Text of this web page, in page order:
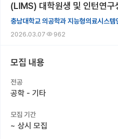
기관별 모집 정보
연구실별 모집 정보
전공별 모집 정보
국내대학원 정보
연구실&오픈랩
(LIMS) 대학원생 및 인턴연구
충남대학교 의공학과 지능형의료시스
2026.03.07 962
모집 내용
전공
공학 - 기타
모집 기간
~ 상시 모집